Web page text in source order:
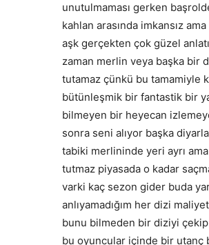
unutulmaması gerken
kahlan arasında imkansız
aşk gerçekten çok güzel
zaman merlin veya başka bir
tutamaz çünkü bu tamamiyle
bütünleşmik bir fantastik bir
bilmeyen bir heyecan
sonra seni alıyor başka
tabiki merlininde yeri ayrı
tutmaz piyasada o kadar
varki kaç sezon gider buda
anlıyamadığım her dizi
bunu bilmeden bir diziyi çekip
bu oyuncular içinde bir utanç